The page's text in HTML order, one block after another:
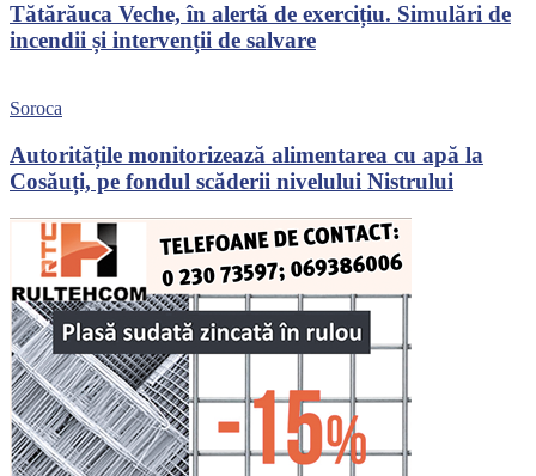
Tătărăuca Veche, în alertă de exercițiu. Simulări de
incendii și intervenții de salvare
Soroca
Autoritățile monitorizează alimentarea cu apă la
Cosăuți, pe fondul scăderii nivelului Nistrului